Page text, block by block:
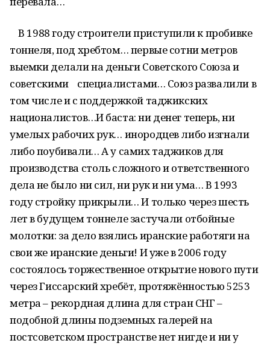
В 1988 году строители приступили к пробивке
тоннеля, под хребтом… первые сотни метров
выемки делали на деньги Советского Союза и
советскими специалистами… Союз развалили в
том числе и с поддержкой таджикских
националистов…И баста: ни денег теперь, ни
умелых рабочих рук… инородцев либо изгнали
либо поубивали… А у самих таджиков для
производства столь сложного и ответственного
дела не было ни сил, ни рук и ни ума… В 1993
году стройку прикрыли… И только через шесть
лет в будущем тоннеле застучали отбойные
молотки: за дело взялись иранские работяги на
свои же иранские деньги! И уже в 2006 году
состоялось торжественное открытие нового пути
через Гиссарский хребёт, протяжённостью 5253
метра – рекордная длина для стран СНГ –
подобной длины подземных галерей на
постсоветском пространстве нет нигде и ни у